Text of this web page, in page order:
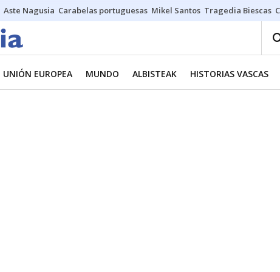
Aste Nagusia Carabelas portuguesas Mikel Santos Tragedia Biescas
UNIÓN EUROPEA MUNDO ALBISTEAK HISTORIAS VASCAS